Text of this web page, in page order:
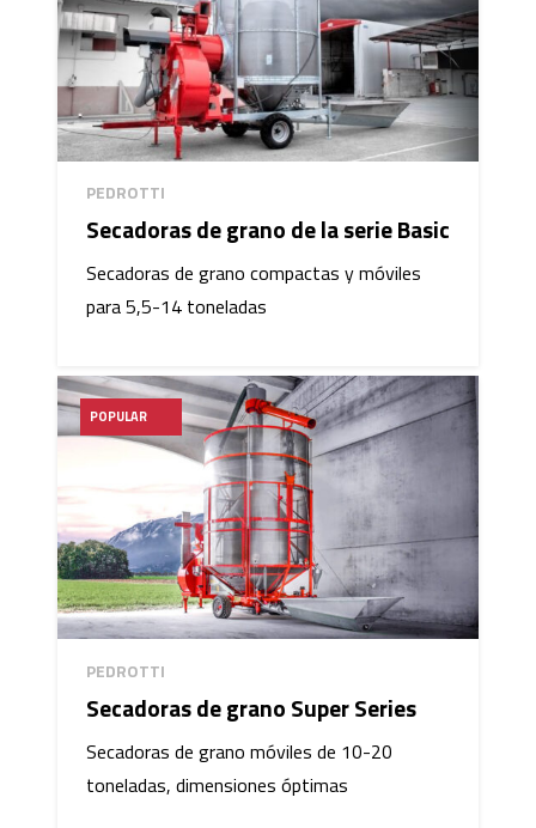
crecido y su seguridad estructural ha mejorado. Hoy
Fratelli Pedrottila planta puede producir más de 250
secadoras al año.
PEDROTTI
Secadoras de grano de la serie Basic
Secadoras de grano compactas y móviles
para 5,5-14 toneladas
POPULAR
PEDROTTI
Secadoras de grano Super Series
Secadoras de grano móviles de 10-20
toneladas, dimensiones óptimas